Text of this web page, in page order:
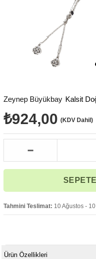
Zeynep Büyükbay Kalsit
₺924,00 (KDV Dahil)
Tahmini Teslimat: 10 Ağustos -
Ürün Özellikleri